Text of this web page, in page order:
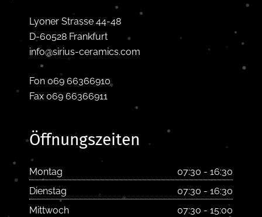
Lyoner Strasse 44-48
D-60528 Frankfurt
info@sirius-ceramics.com
Fon 069 66366910
Fax 069 66366911
Öffnungszeiten
Montag
07:30 - 16:30
Dienstag
07:30 - 16:30
Mittwoch
07:30 - 15:00